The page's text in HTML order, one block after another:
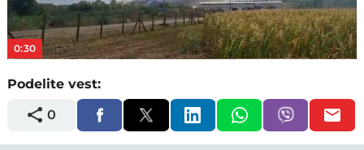
Video
0:30
Podelite vest:
0